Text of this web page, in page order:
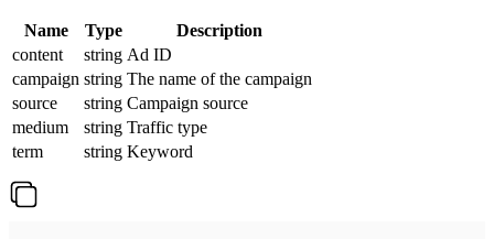
Name Type
Description
content
string Ad ID
campaign string The name of the campaign
source
string Campaign source
medium
string Traffic type
term
string Keyword